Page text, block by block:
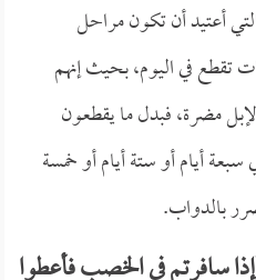
أعتيد أن تكون مراحل
تقطع في اليوم، بحيث إنهم
مضرة، فبدل ما يقطعون
سبعة أيام أو ستة أيام أو خمسة
بالدواب.